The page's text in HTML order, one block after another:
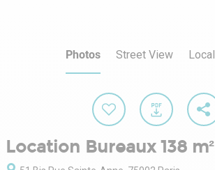
Photos Street View
Location Bureaux 138 m²